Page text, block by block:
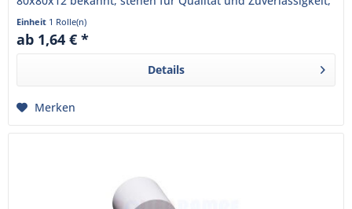
die Ihr...
Einheit 1 Rolle(n)
ab 1,64 € *
Details
Merken